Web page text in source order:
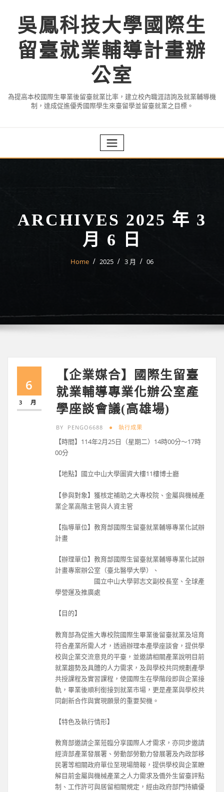
content吳鳳科技大學國際生
留臺就業輔導計畫辦
公室
為提高本校國際生畢業後留臺就業比率，建立校內職涯諮詢及就業輔導機
制，達成促進優秀國際學生來臺留學並留臺就業之目標。
ARCHIVES 2025 年 3
月 6 日
Home 2025 3 月 06
6
3 月
【企業媒合】國際生留臺
就業輔導專業化辦公室產
學座談會議(高雄場)
BY PENGO6688 執行成果
【時間】114年2月25日（星期二）14時00分～17時
00分
【地點】國立中山大學圖資大樓11樓博士廳
【參與對象】獲核定補助之大專校院、金屬與機械產
業企業高階主管與人資主管
【指導單位】教育部國際生留臺就業輔導專業化試辦
計畫
【辦理單位】教育部國際生留臺就業輔導專業化試辦
計畫專案辦公室（臺北醫學大學）、
國立中山大學郭志文副校長室、全球產
學營運及推廣處
【目的】
教育部為促進大專校院國際生畢業後留臺就業及培育
符合產業所需人才，透過辦理本產學座談會，提供學
校與企業交流意見的平臺，並邀請相關產業說明目前
就業趨勢及具體的人力需求，及與學校共同規劃產學
共授課程及實習課程，使國際生在學階段即與企業接
軌，畢業後順利銜接到就業市場，更是產業與學校共
同創新合作與實現願景的重要契機。
【特色及執行情形】
教育部邀請企業蒞臨分享國際人才需求，亦同步邀請
經濟部產業發展署、勞動部勞動力發展署及內政部移
民署等相關政府單位至現場簡報，提供學校與企業瞭
解目前金屬與機械產業之人力需求及僑外生留臺評點
制、工作許可與居留相關規定，經由政府部門持續優